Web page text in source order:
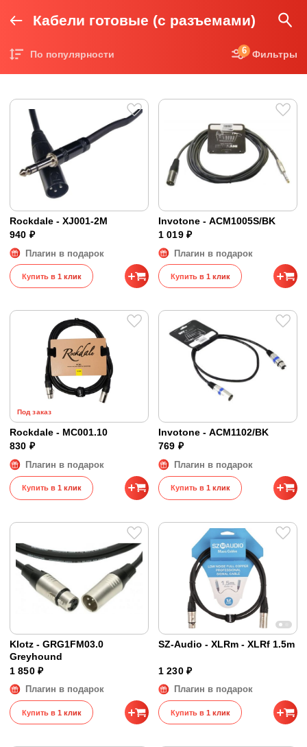
Кабели готовые (с разъемами)
По популярности Фильтры
6
Rockdale - XJ001-2M
940 ₽
Плагин в подарок
Купить в 1 клик
Invotone - ACM1005S/BK
1 019 ₽
Плагин в подарок
Купить в 1 клик
Под заказ
Rockdale - MC001.10
830 ₽
Плагин в подарок
Купить в 1 клик
Invotone - ACM1102/BK
769 ₽
Плагин в подарок
Купить в 1 клик
Klotz - GRG1FM03.0
Greyhound
1 850 ₽
Плагин в подарок
Купить в 1 клик
SZ-Audio - XLRm - XLRf 1.5m
1 230 ₽
Плагин в подарок
Купить в 1 клик